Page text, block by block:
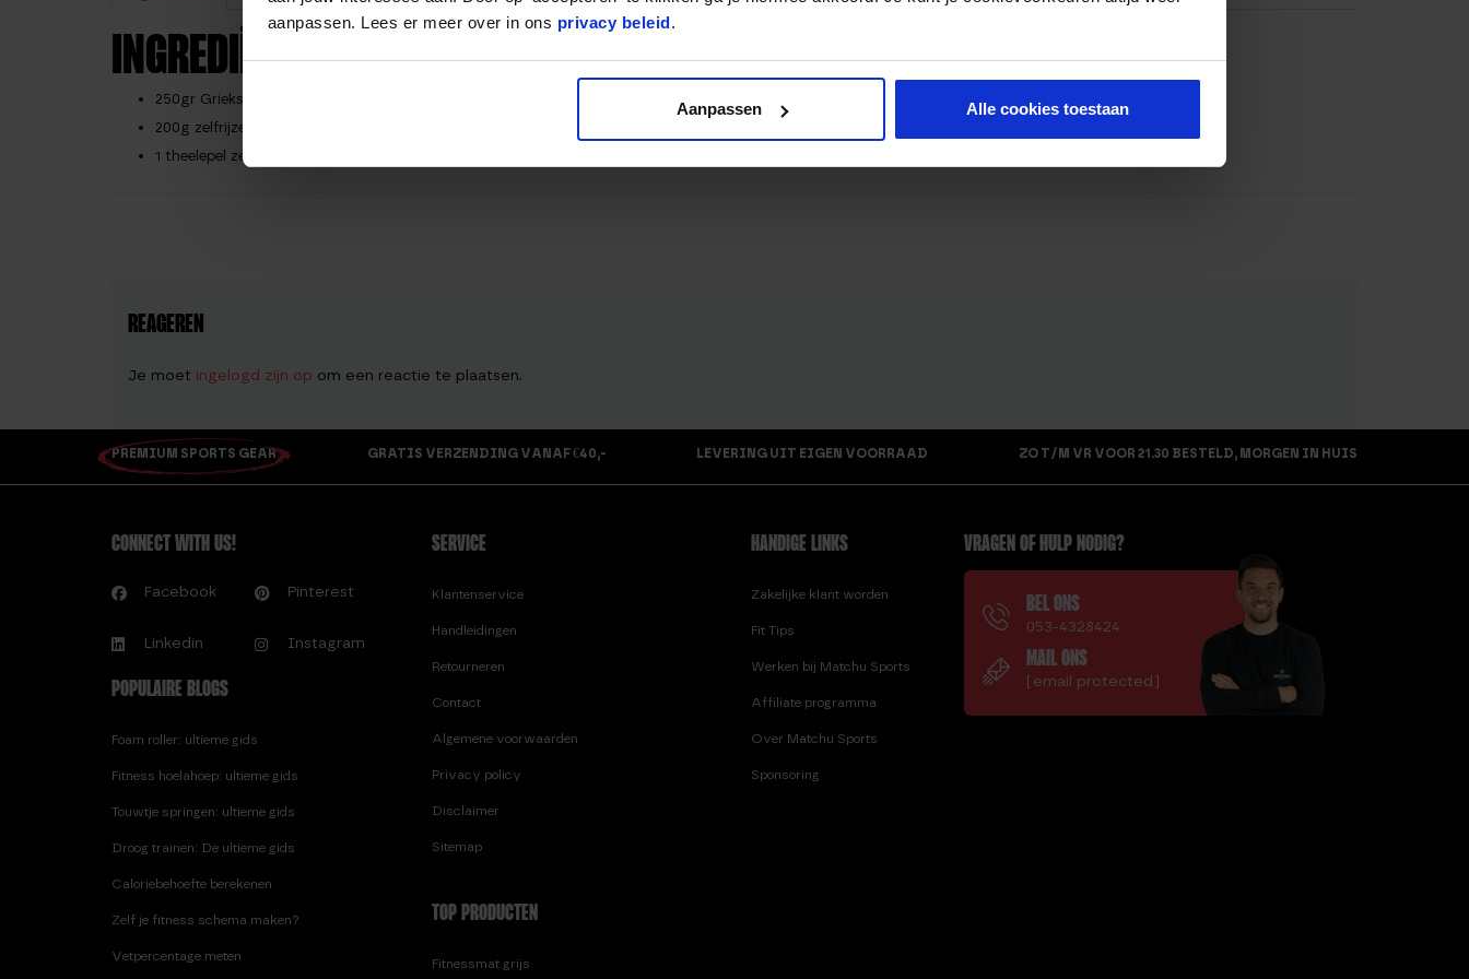
aanpassen. Lees er meer over in ons privacy beleid.
Aanpassen Alle cookies toestaan
INGREDIËNTEN
250gr Griekse yoghurt
200g zelfrijzend bakmeel
1 theelepel zeezout
REAGEREN
Je moet ingelogd zijn op om een reactie te plaatsen.
PREMIUM SPORTS GEAR GRATIS VERZENDING VANAF €40,- LEVERING UIT EIGEN VOORRAAD ZO T/M VR VOOR 21.30 BESTELD, MORGEN IN HUIS
CONNECT WITH US!
Facebook Pinterest
Linkedin Instagram
POPULAIRE BLOGS
Foam roller: ultieme gids
Fitness hoelahoep: ultieme gids
Touwtje springen: ultieme gids
Droog trainen: De ultieme gids
Caloriebehoefte berekenen
Zelf je fitness schema maken?
Vetpercentage meten
SERVICE
Klantenservice
Handleidingen
Retourneren
Contact
Algemene voorwaarden
Privacy policy
Disclaimer
Sitemap
TOP PRODUCTEN
Fitnessmat grijs
HANDIGE LINKS
Zakelijke klant worden
Fit Tips
Werken bij Matchu Sports
Affiliate programma
Over Matchu Sports
Sponsoring
VRAGEN OF HULP NODIG?
BEL ONS
053-4328424
MAIL ONS
[email protected]